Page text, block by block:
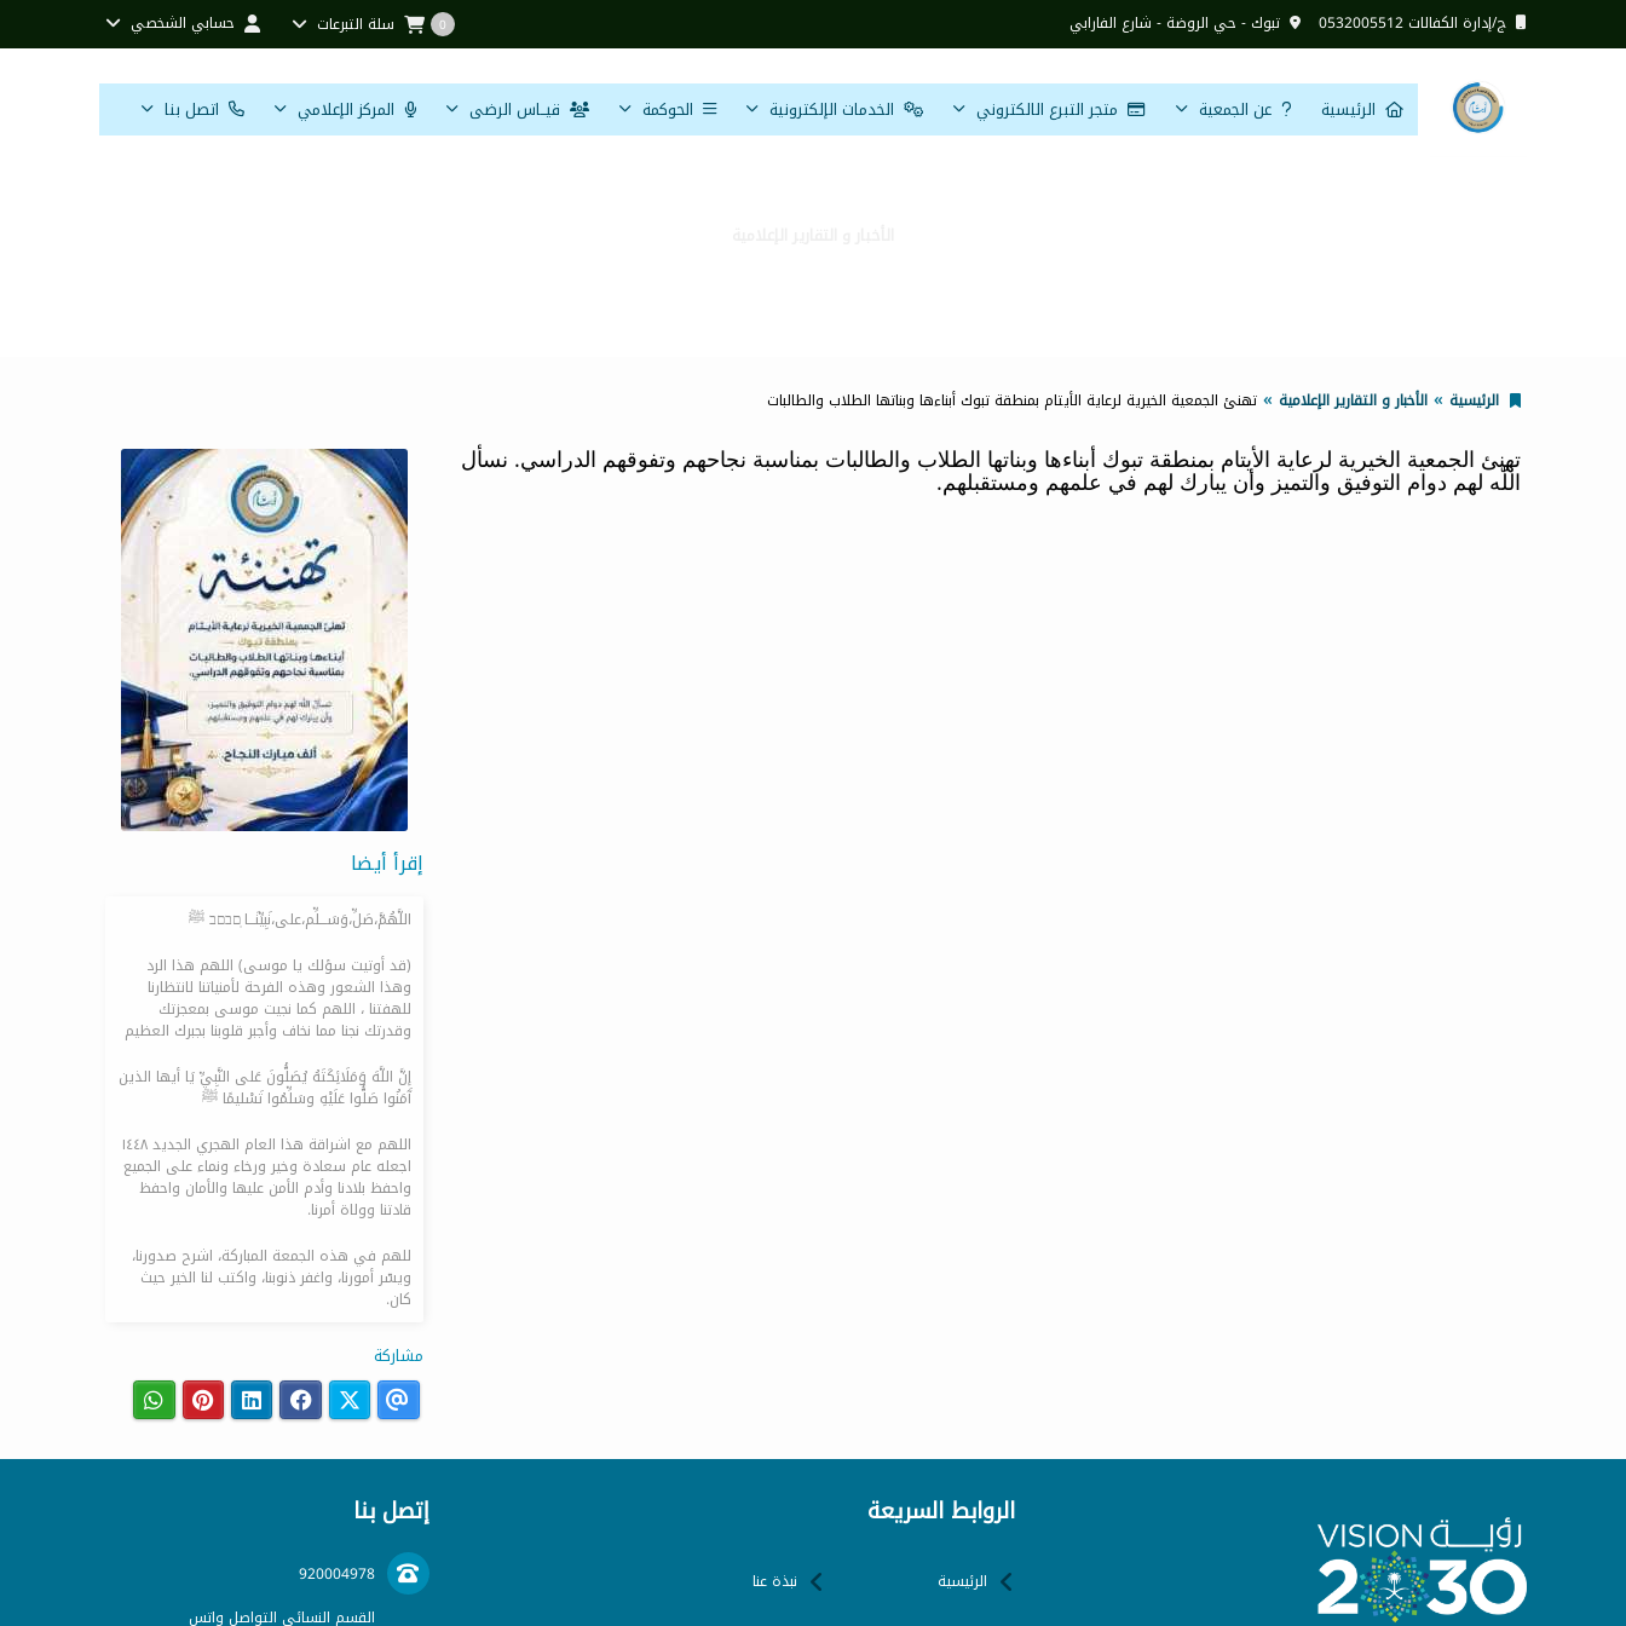
ج/إدارة الكفالات 0532005512 تبوك - حي الروضة - شارع الفارابي 0 سلة التبرعات حسابي الشخصي
الرئيسية عن الجمعية متجر التبرع الالكتروني الخدمات الإلكترونية الحوكمة قيــاس الرضى المركز الإعلامي اتصل بنا
الرئيسية الأخبار و التقارير الإعلامية تهنئ الجمعية الخيرية لرعاية الأيتام بمنطقة تبوك أبناءها وبناتها الطلاب والطالبات
تهنئ الجمعية الخيرية لرعاية الأيتام بمنطقة تبوك أبناءها وبناتها الطلاب والطالبات بمناسبة نجاحهم وتفوقهم الدراسي. نسأل
اللّٰه لهم دوام التوفيق والتميز وأن يبارك لهم في علمهم ومستقبلهم.
إقرأ أيضا
اللَّهُمَّ،صَلِّ،وَسَـــلِّم،على،نَبِيِّنَـــا ᷂םבםב ﷺ
(قد أوتيت سؤلك يا موسى) اللهم هذا الرد
وهذا الشعور وهذه الفرحة لأمنياتنا لانتظارنا
للهفتنا ، اللهم كما نجيت موسى بمعجزتك
وقدرتك نجنا مما نخاف وأجبر قلوبنا بجبرك العظيم
إنَّ اللَّهَ وَمَلَائِكَتَهُ يُصَلُّونَ عَلى النَّبِيِّ يَا أيها الذين
آَمَنُوا صَلُّوا عَلَيْهِ وسَلِّمُوا تَسْليمًا ﷺ
اللهم مع اشراقة هذا العام الهجري الجديد ١٤٤٨
اجعله عام سعادة وخير ورخاء ونماء على الجميع
واحفظ بلادنا وأدم الأمن عليها والأمان واحفظ
قادتنا وولاة أمرنا.
للهم في هذه الجمعة المباركة، اشرح صدورنا،
ويسّر أمورنا، واغفر ذنوبنا، واكتب لنا الخير حيث
كان.
مشاركة
الروابط السريعة
الرئيسية نبذة عنا
إتصل بنا
920004978
القسم النسائي التواصل واتس